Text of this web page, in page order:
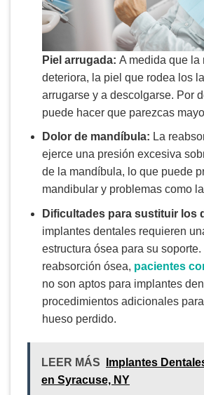
Piel arrugada: A medida que la
deteriora, la piel que rodea los
arrugarse y a descolgarse. Por
puede hacer que parezcas
Dolor de mandíbula: La
ejerce una presión excesiva
de la mandíbula, lo que puede
mandibular y problemas como
Dificultades para sustituir los
implantes dentales requieren
estructura ósea para su soporte.
reabsorción ósea, pacientes
no son aptos para implantes
procedimientos adicionales
hueso perdido.
LEER MÁS
Implantes
en Syracuse, NY